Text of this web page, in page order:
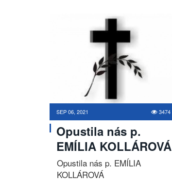
SEP 06, 2021 3474
Opustila nás p.
EMÍLIA KOLLÁROVÁ
Opustila nás p. EMÍLIA
KOLLÁROVÁ